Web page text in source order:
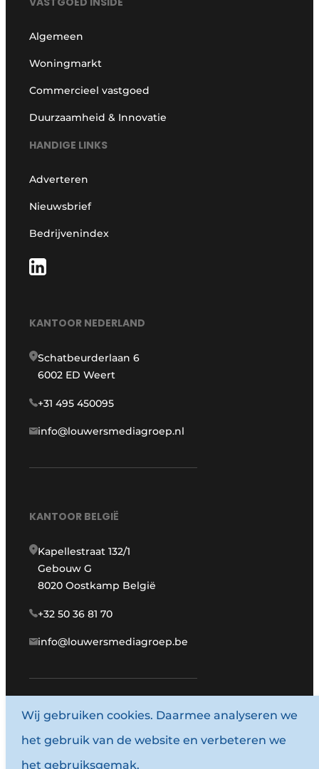
Algemeen
Woningmarkt
Commercieel vastgoed
Duurzaamheid & Innovatie
HANDIGE LINKS
Adverteren
Nieuwsbrief
Bedrijvenindex
KANTOOR NEDERLAND
Schatbeurderlaan 6
6002 ED Weert
+31 495 450095
info@louwersmediagroep.nl
KANTOOR BELGIË
Kapellestraat 132/1
Gebouw G
8020 Oostkamp België
+32 50 36 81 70
info@louwersmediagroep.be
www.louwersmediagroep.com
© 1987 - 2026 Louwersmediagroep.
Algemene voorwaarden
Wij gebruiken cookies. Daarmee analyseren we
het gebruik van de website en verbeteren we
het gebruiksgemak.